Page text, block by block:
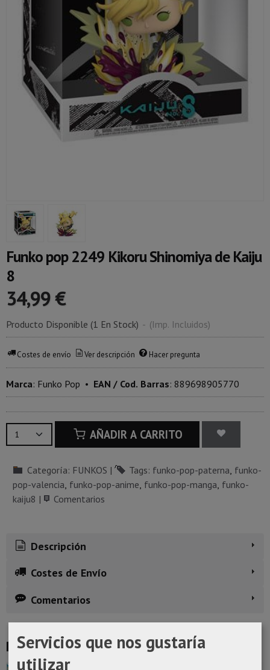
Funko pop 2249 Kikoru Shinomiya de Kaiju
8
34,99 €
Producto Disponible (1 En Stock) - (Imp. Incluidos)
Costes de envío Ver descripción Hacer pregunta
Marca: Funko Pop • EAN / Cod. Barras: 889698905770
AÑADIR A CARRITO
Categoría: FUNKOS | Tags: funko-pop-paterna funko-
pop-valencia funko-pop-anime funko-pop-manga funko-
kaiju8 | Comentarios
Descripción
Costes de Envío
Comentarios
Productos Relacionados
Servicios que nos gustaría
utilizar